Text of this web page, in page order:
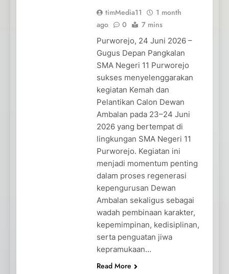
timMedia11
1 month
ago
0 7 mins
Purworejo, 24 Juni 2026 –
Gugus Depan Pangkalan
SMA Negeri 11 Purworejo
sukses menyelenggarakan
kegiatan Kemah dan
Pelantikan Calon Dewan
Ambalan pada 23–24 Juni
2026 yang bertempat di
lingkungan SMA Negeri 11
Purworejo. Kegiatan ini
menjadi momentum penting
dalam proses regenerasi
kepengurusan Dewan
Ambalan sekaligus sebagai
wadah pembinaan karakter,
kepemimpinan, kedisiplinan,
serta penguatan jiwa
kepramukaan…
Read More